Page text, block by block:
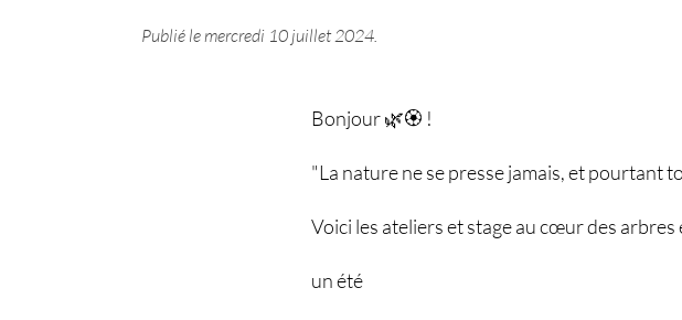
Publié le mercredi 10 juillet 2024.
Bonjour 🌿🏵️ !
"La nature ne se presse jamais, et pourtant
Voici les ateliers et stage au cœur des
un été